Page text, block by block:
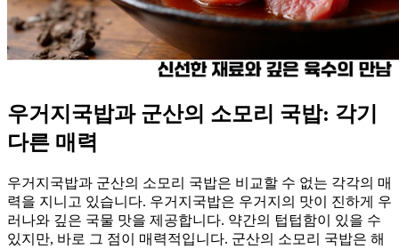
우거지국밥과 군산의 소모리 국밥: 각기
다른 매력
우거지국밥과 군산의 소모리 국밥은 비교할 수 없는 각각의 매
력을 지니고 있습니다. 우거지국밥은 우거지의 맛이 진하게 우
러나와 깊은 국물 맛을 제공합니다. 약간의 텁텁함이 있을 수
있지만, 바로 그 점이 매력적입니다. 군산의 소모리 국밥은 해